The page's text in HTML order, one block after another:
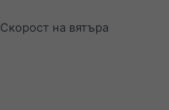
Скорост на вятъра